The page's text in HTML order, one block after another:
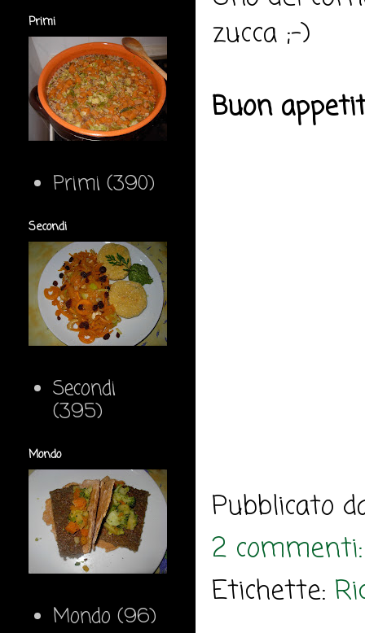
zucca ;-)
Buon
Pubblicato
2
Etichette:
Primi
Primi (390)
Secondi
Secondi
(395)
Mondo
Mondo (96)